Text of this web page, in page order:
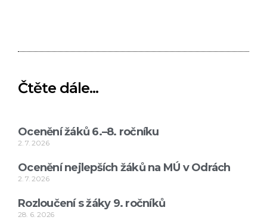
Čtěte dále...
Ocenění žáků 6.–8. ročníku
2. 7. 2026
Ocenění nejlepších žáků na MÚ v Odrách
2. 7. 2026
Rozloučení s žáky 9. ročníků
28. 6. 2026